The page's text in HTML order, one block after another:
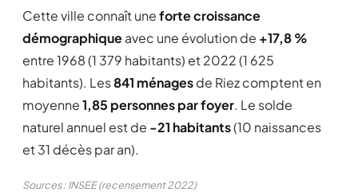
Cette ville connaît uneforte croissance
démographiqueavec une évolution de +17,8 %
entre 1968 (1 379 habitants) et 2022 (1 625
habitants). Les841 ménagesde Riez comptent en
moyenne1,85 personnes par foyer. Le solde
naturel annuel est de -21 habitants(10 naissances
et 31 décès par an).
Sources : INSEE (recensement 2022)